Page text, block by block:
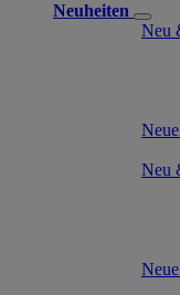
Neuheiten
Neu
Neu